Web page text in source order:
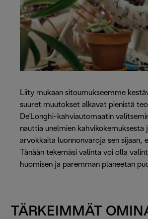
Liity mukaan sitoumukseemme
suuret muutokset alkavat pienistä
De'Longhi-kahviautomaatin
nauttia unelmien kahvikokemuksesta
arvokkaita luonnonvaroja sen sijaan,
Tänään tekemäsi valinta voi olla
huomisen ja paremman planeetan
TÄRKEIMMÄT